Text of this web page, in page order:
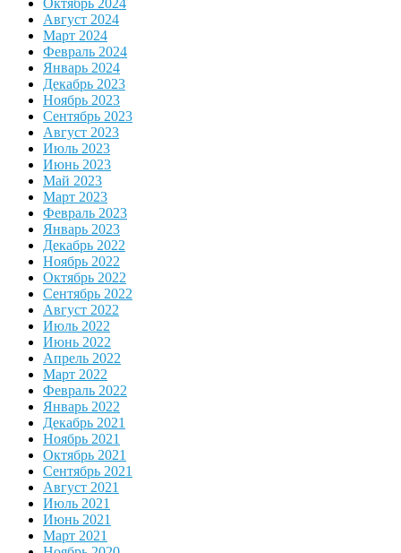
Октябрь 2024
Август 2024
Март 2024
Февраль 2024
Январь 2024
Декабрь 2023
Ноябрь 2023
Сентябрь 2023
Август 2023
Июль 2023
Июнь 2023
Май 2023
Март 2023
Февраль 2023
Январь 2023
Декабрь 2022
Ноябрь 2022
Октябрь 2022
Сентябрь 2022
Август 2022
Июль 2022
Июнь 2022
Апрель 2022
Март 2022
Февраль 2022
Январь 2022
Декабрь 2021
Ноябрь 2021
Октябрь 2021
Сентябрь 2021
Август 2021
Июль 2021
Июнь 2021
Март 2021